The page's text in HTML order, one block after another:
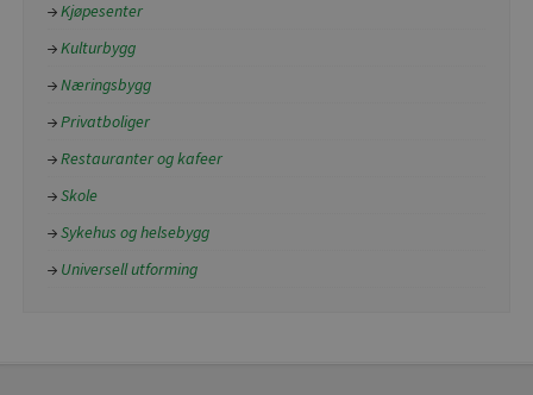
Kjøpesenter
Kulturbygg
Næringsbygg
Privatboliger
Restauranter og kafeer
Skole
Sykehus og helsebygg
Universell utforming